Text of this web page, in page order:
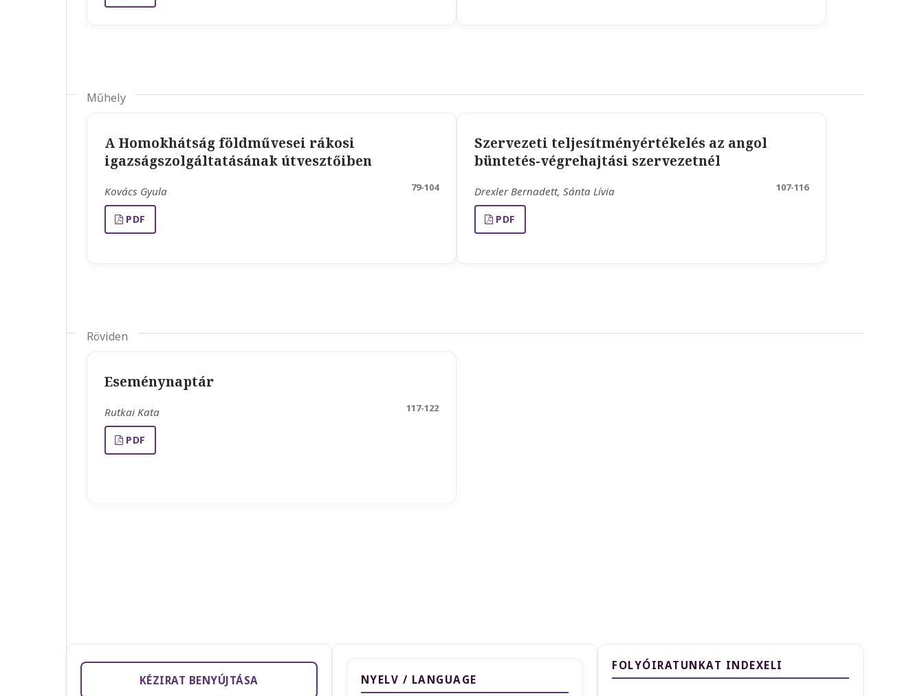
Műhely
A Homokhátság földművesei rákosi
igazságszolgáltatásának útvesztőiben
Kovács Gyula 79-104
PDF
Szervezeti teljesítményértékelés az angol
büntetés-végrehajtási szervezetnél
Drexler Bernadett, Sánta Lívia 107-116
PDF
Röviden
Eseménynaptár
Rutkai Kata 117-122
PDF
KÉZIRAT BENYÚJTÁSA NYELV / LANGUAGE
FOLYÓIRATUNKAT INDEXELI